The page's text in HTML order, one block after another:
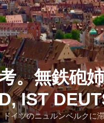
。無鉄砲
IST
イツのニュルンベルクに